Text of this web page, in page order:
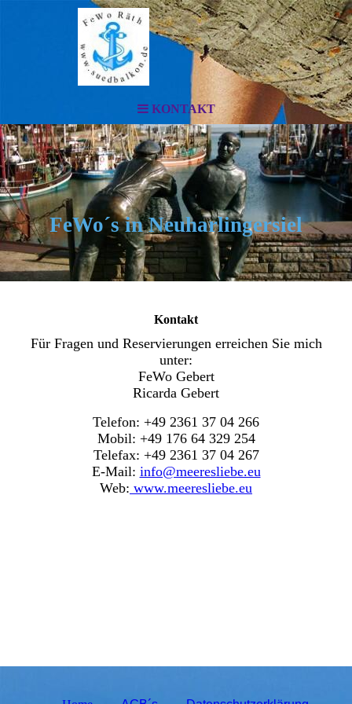
KONTAKT
FeWo´s in Neuharlingersiel
Kontakt
Für Fragen und Reservierungen erreichen Sie mich
unter:
FeWo Gebert
Ricarda Gebert
Telefon: +49 2361 37 04 266
Mobil: +49 176 64 329 254
Telefax: +49 2361 37 04 267
E-Mail: info@meeresliebe.eu
Web: www.meeresliebe.eu